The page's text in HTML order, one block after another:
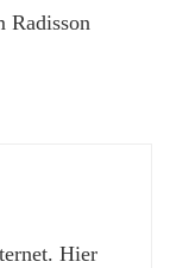
Radisson
Hier